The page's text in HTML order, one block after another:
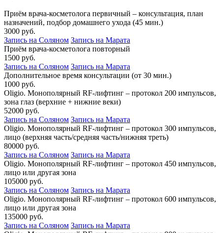
Приём врача-косметолога первичный – консультация, план
назначений, подбор домашнего ухода (45 мин.)
3000 руб.
Запись на Соляном Запись на Марата
Приём врача-косметолога повторный
1500 руб.
Запись на Соляном Запись на Марата
Дополнительное время консультации (от 30 мин.)
1000 руб.
Oligio. Монополярный RF-лифтинг – протокол 200 импульсов,
зона глаз (верхние + нижние веки)
52000 руб.
Запись на Соляном Запись на Марата
Oligio. Монополярный RF-лифтинг – протокол 300 импульсов,
лицо (верхняя часть/средняя часть/нижняя треть)
80000 руб.
Запись на Соляном Запись на Марата
Oligio. Монополярный RF-лифтинг – протокол 450 импульсов,
лицо или другая зона
105000 руб.
Запись на Соляном Запись на Марата
Oligio. Монополярный RF-лифтинг – протокол 600 импульсов,
лицо или другая зона
135000 руб.
Запись на Соляном Запись на Марата